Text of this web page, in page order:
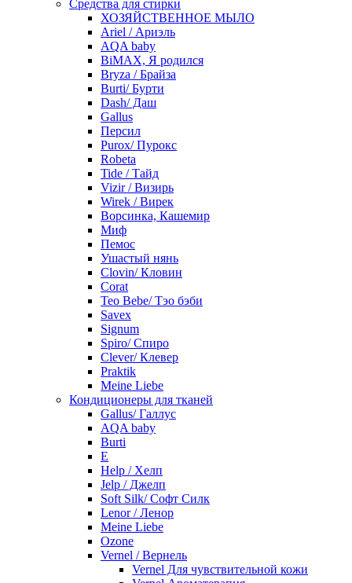
Средства для стирки
ХОЗЯЙСТВЕННОЕ МЫЛО
Ariel / Ариэль
AQA baby
BiMAX, Я родился
Bryza / Брайза
Burti/ Бурти
Dash/ Даш
Gallus
Персил
Purox/ Пурокс
Robeta
Tide / Тайд
Vizir / Визирь
Wirek / Вирек
Ворсинка, Кашемир
Миф
Пемос
Ушастый нянь
Clovin/ Кловин
Corat
Teo Bebe/ Тэо бэби
Savex
Signum
Spiro/ Спиро
Clever/ Клевер
Praktik
Meine Liebe
Кондиционеры для тканей
Gallus/ Галлус
AQA baby
Burti
E
Help / Хелп
Jelp / Джелп
Soft Silk/ Софт Силк
Lenor / Ленор
Meine Liebe
Ozone
Vernel / Вернель
Vernel Для чувствительной кожи